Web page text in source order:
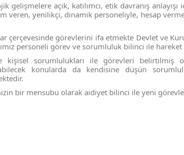
gelişmelere açık, katılımcı, etik davranış
veren, yenilikçi, dinamik personeliyle, hesap
çerçevesinde görevlerini ifa etmekte Devlet ve
personeli görev ve sorumluluk bilinci ile
kişisel sorumlulukları ile görevleri belirtilmiş
konularda da kendisine düşün
bir mensubu olarak aidiyet bilinci ile yeni